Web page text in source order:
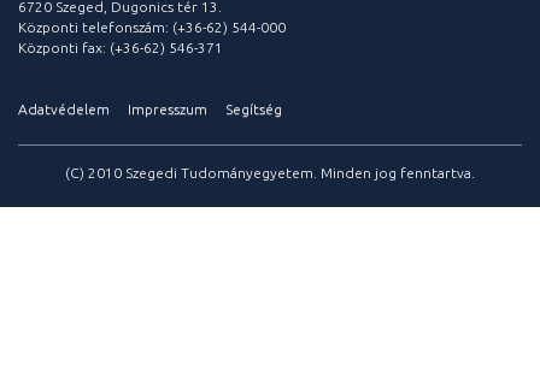
6720 Szeged, Dugonics tér 13.
Központi telefonszám: (+36-62) 544-000
Központi fax: (+36-62) 546-371
Adatvédelem Impresszum Segítség
(C) 2010 Szegedi Tudományegyetem. Minden jog fenntartva.